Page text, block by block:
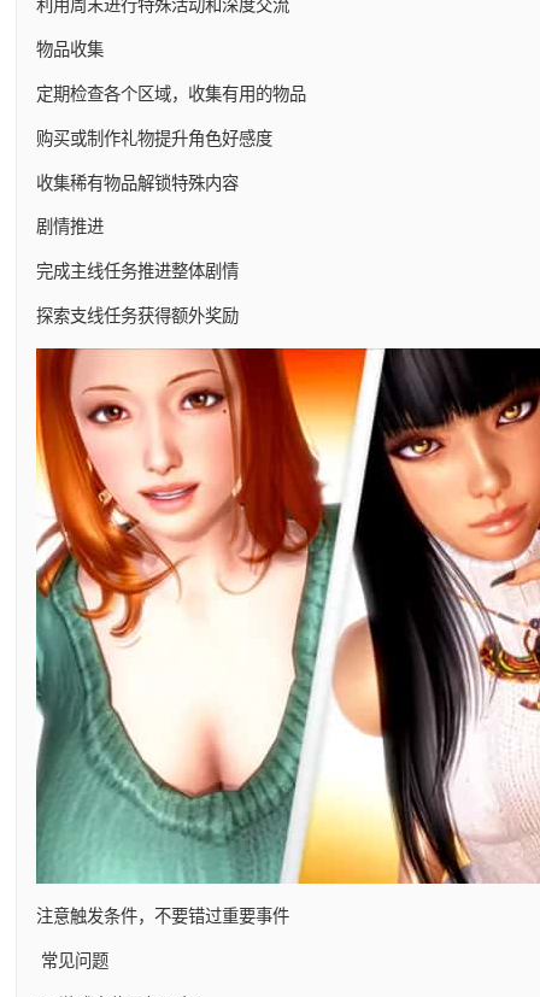
利用周末进行特殊活动和深度交流
物品收集
定期检查各个区域，收集有用的物品
购买或制作礼物提升角色好感度
收集稀有物品解锁特殊内容
剧情推进
完成主线任务推进整体剧情
探索支线任务获得额外奖励
注意触发条件，不要错过重要事件
常见问题